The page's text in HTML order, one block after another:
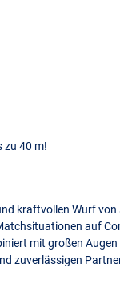
zu 40 m!
kraftvollen Wurf
auf
mit großen Augen
zuverlässigen